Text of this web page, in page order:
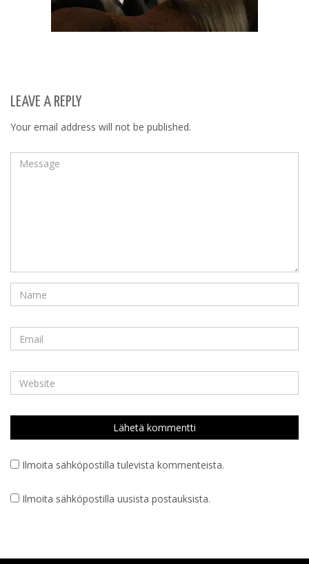
LEAVE A REPLY
Your email address will not be published.
Ilmoita sähköpostilla tulevista kommenteista.
Ilmoita sähköpostilla uusista postauksista.